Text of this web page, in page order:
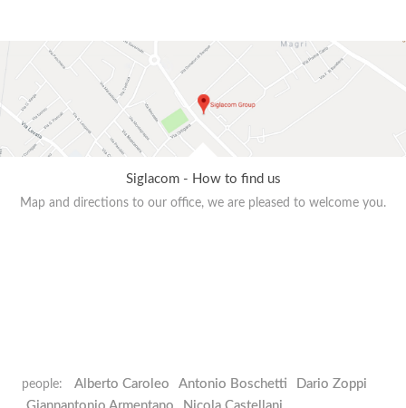
Siglacom - How to find us
Map and directions to our office, we are pleased to welcome you.
people: Alberto Caroleo Antonio Boschetti
Dario Zoppi